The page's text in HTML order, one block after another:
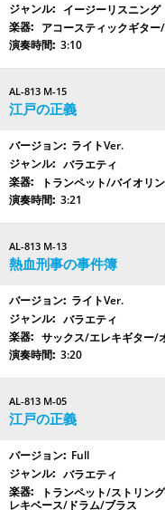
イージーリスニング
アコースティックギタ
3:10
AL-813 M-15
江戸の正義
ライトVer.
バラエティ
トランペット/バイオリ
3:21
AL-813 M-13
熱血刑事の事件簿
ライトVer.
バラエティ
サックス/エレキギター/
3:20
AL-813 M-05
江戸の正義
Full
バラエティ
トランペット/ストリン
レキベース/ドラム/ブラス